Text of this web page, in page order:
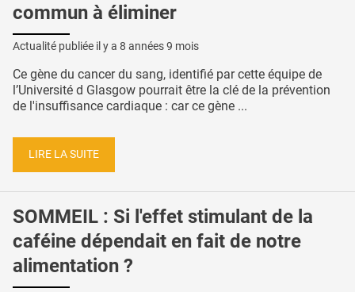
commun à éliminer
Actualité publiée il y a 8 années 9 mois
Ce gène du cancer du sang, identifié par cette équipe de
l’Université d Glasgow pourrait être la clé de la prévention
de l'insuffisance cardiaque : car ce gène ...
LIRE LA SUITE
SOMMEIL : Si l'effet stimulant de la
caféine dépendait en fait de notre
alimentation ?